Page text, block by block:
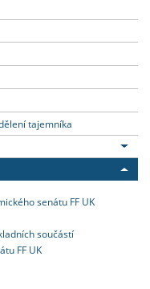
tajemníka
senátu FF UK
součástí
FF UK